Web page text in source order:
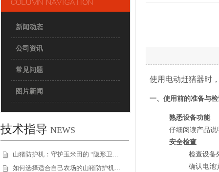
新闻动态
公司资讯
常见问题
图片新闻
技术指导 NEWS
山猪防护机：守护玉米田的 “隐形卫…
如何选择适合自己农场的山猪防护机…
使用电动赶猪器时
一、 使用前的准备与
熟悉设备功能
仔细阅读产品
安全检查
检查设备
确认电池